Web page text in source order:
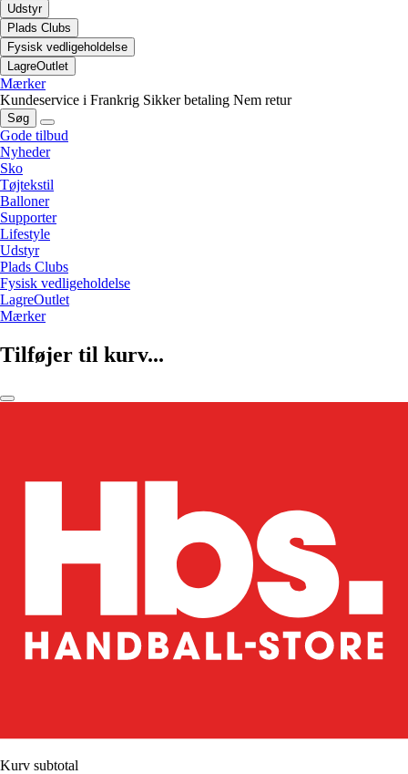
Udstyr
Plads Clubs
Fysisk vedligeholdelse
LagreOutlet
Mærker
Kundeservice i Frankrig Sikker betaling Nem retur
Søg
Gode tilbud
Nyheder
Sko
Tøjtekstil
Balloner
Supporter
Lifestyle
Udstyr
Plads Clubs
Fysisk vedligeholdelse
LagreOutlet
Mærker
Tilføjer til kurv...
Kurv subtotal